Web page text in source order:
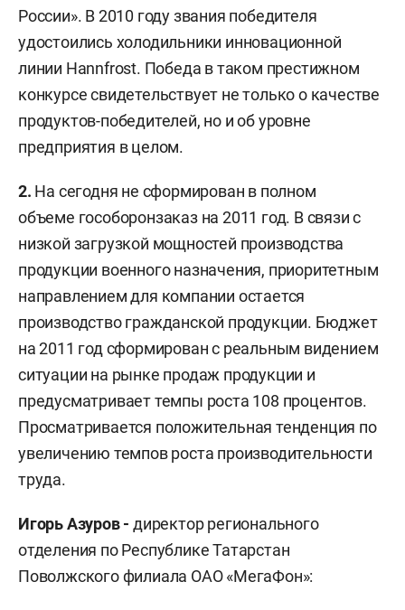
России». В 2010 году звания победителя
удостоились холодильники инновационной
линии Hannfrost. Победа в таком престижном
конкурсе свидетельствует не только о качестве
продуктов-победителей, но и об уровне
предприятия в целом.
2. На сегодня не сформирован в полном
объеме гособоронзаказ на 2011 год. В связи с
низкой загрузкой мощностей производства
продукции военного назначения, приоритетным
направлением для компании остается
производство гражданской продукции. Бюджет
на 2011 год сформирован с реальным видением
ситуации на рынке продаж продукции и
предусматривает темпы роста 108 процентов.
Просматривается положительная тенденция по
увеличению темпов роста производительности
труда.
Игорь Азуров - директор регионального
отделения по Республике Татарстан
Поволжского филиала ОАО «МегаФон»: